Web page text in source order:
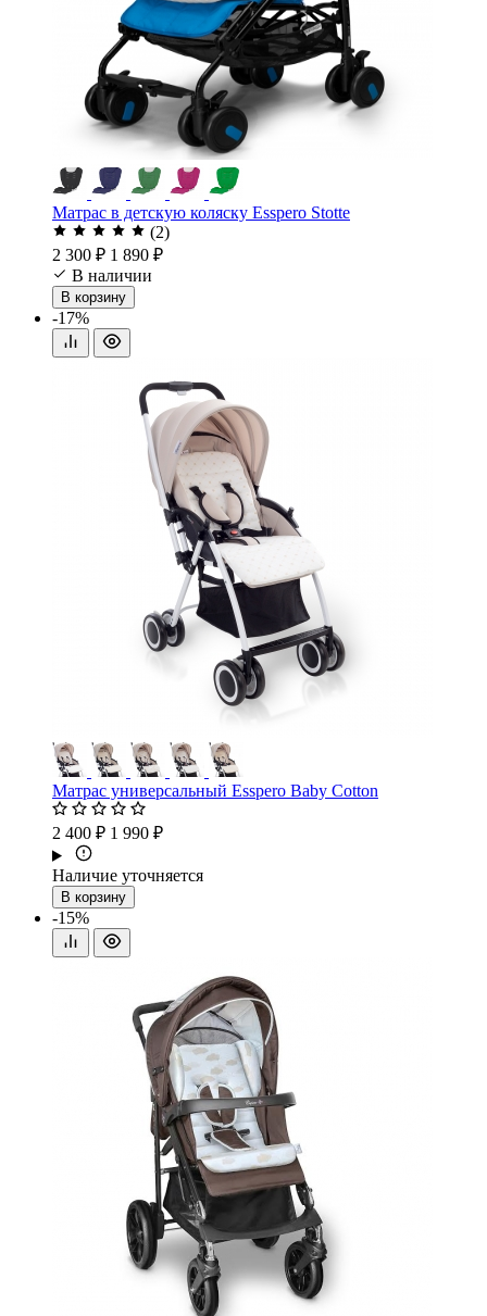
Матрас в детскую коляску Esspero Stotte
(2)
2 300 ₽ 1 890 ₽
В наличии
В корзину
-17%
Матрас универсальный Esspero Baby Cotton
2 400 ₽ 1 990 ₽
Наличие уточняется
В корзину
-15%